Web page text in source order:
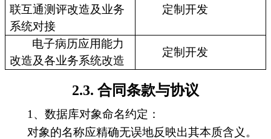
联互通测评改造及业务
系统对接
定制开发
电子病历应用能力
改造及各业务系统改造
定制开发
2.3. 合同条款与协议
1、数据库对象命名约定：
对象的名称应精确无误地反映出其本质含义。